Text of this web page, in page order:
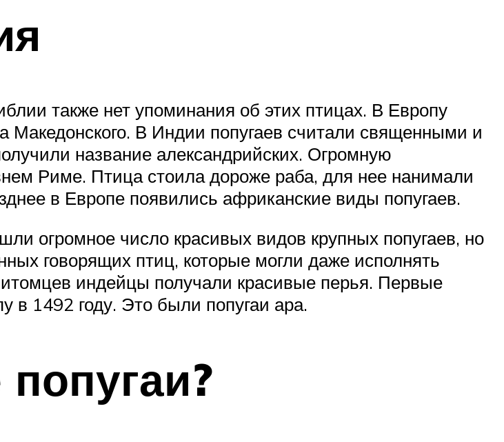
также нет упоминания об этих птицах. В Европу
Македонского. В Индии попугаев считали священными и
название александрийских. Огромную
Риме. Птица стоила дороже раба, для нее нанимали
в Европе появились африканские виды попугаев.
огромное число красивых видов крупных попугаев, но
говорящих птиц, которые могли даже исполнять
индейцы получали красивые перья. Первые
в 1492 году. Это были попугаи ара.